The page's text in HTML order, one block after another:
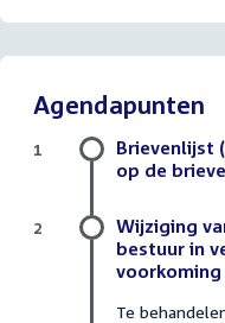
Agendapunten
Brievenlijst
op de
1
Wijziging
bestuur in
voorkoming
Te
2